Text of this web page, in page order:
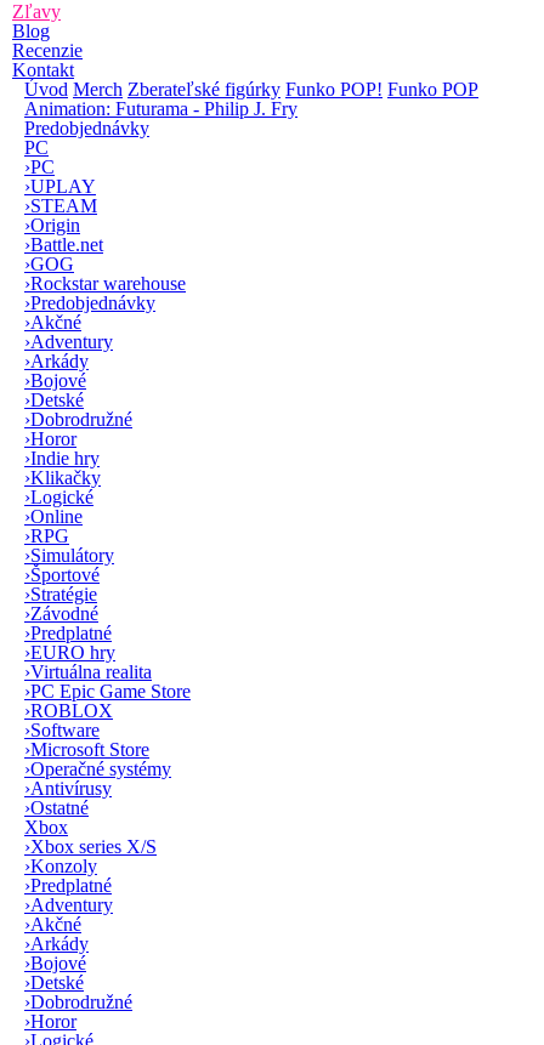
Zľavy
Blog
Recenzie
Kontakt
Úvod Merch Zberateľské figúrky Funko POP! Funko POP
Animation: Futurama - Philip J. Fry
Predobjednávky
PC
›PC
›UPLAY
›STEAM
›Origin
›Battle.net
›GOG
›Rockstar warehouse
›Predobjednávky
›Akčné
›Adventury
›Arkády
›Bojové
›Detské
›Dobrodružné
›Horor
›Indie hry
›Klikačky
›Logické
›Online
›RPG
›Simulátory
›Športové
›Stratégie
›Závodné
›Predplatné
›EURO hry
›Virtuálna realita
›PC Epic Game Store
›ROBLOX
›Software
›Microsoft Store
›Operačné systémy
›Antivírusy
›Ostatné
Xbox
›Xbox series X/S
›Konzoly
›Predplatné
›Adventury
›Akčné
›Arkády
›Bojové
›Detské
›Dobrodružné
›Horor
›Logické